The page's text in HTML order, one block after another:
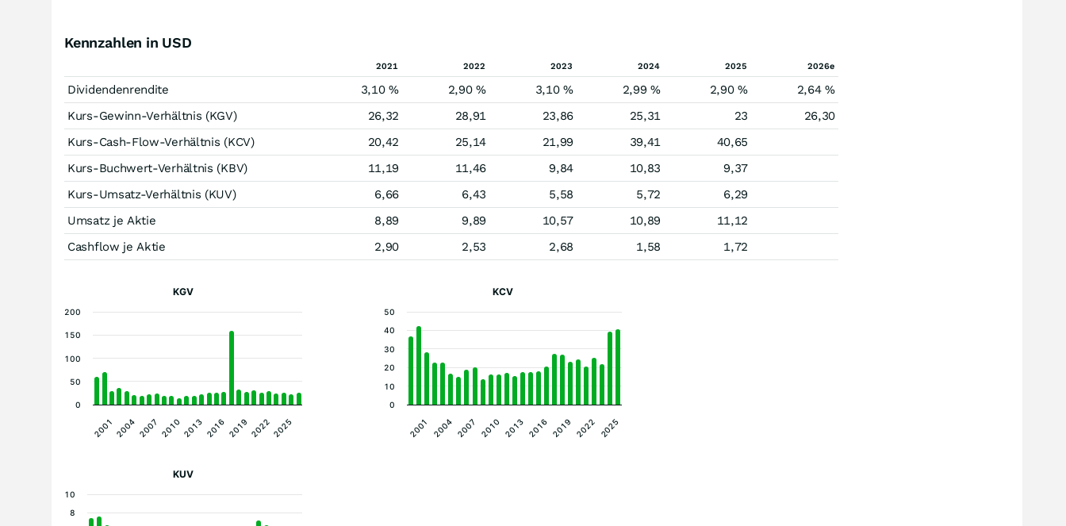
Kennzahlen in USD
2021 2022 2023 2024 2025 2026e
Dividendenrendite 3,10 % 2,90 % 3,10 % 2,99 % 2,90 %
2,64 %
Kurs-Gewinn-Verhältnis (KGV)
26,32 28,91 23,86 25,31 23
26,30
Kurs-Cash-Flow-Verhältnis (KCV)
20,42 25,14 21,99 39,41
40,65
Kurs-Buchwert-Verhältnis (KBV)
11,19 11,46 9,84 10,83
9,37
Kurs-Umsatz-Verhältnis (KUV)
6,66 6,43 5,58 5,72
6,29
Umsatz je Aktie
8,89 9,89 10,57 10,89
11,12
Cashflow je Aktie
2,90 2,53 2,68 1,58 1,72
KGV
2001 2004 2007 2010 2013 2016 2019 20222025
0
50
100
150
200
KCV
2001 2004 2007 2010 2013 2016 2019 2022 2025
0
10
20
30
40
50
KUV
8
10